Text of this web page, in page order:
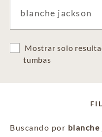
Mostrar solo
tumbas
Buscando por blanche